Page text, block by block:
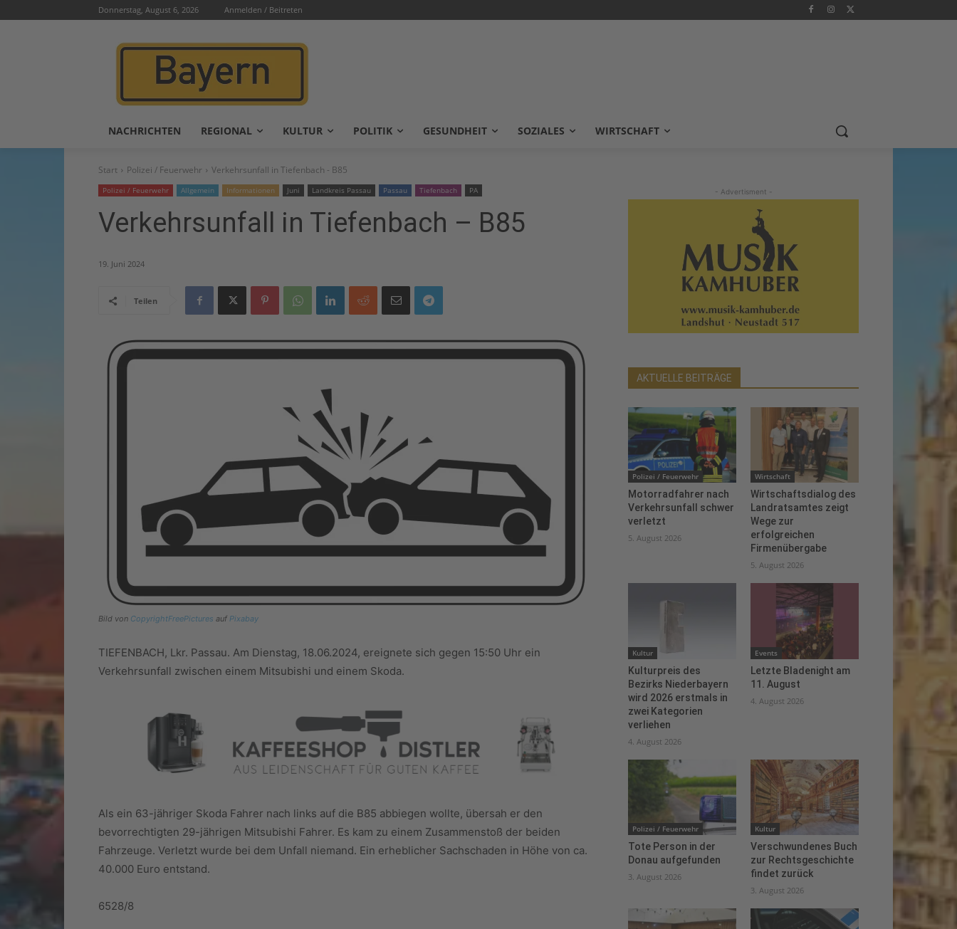
Donnerstag, August 6, 2026 Anmelden / Beitreten
NACHRICHTEN REGIONAL KULTUR POLITIK GESUNDHEIT SOZIALES WIRTSCHAFT
Start Polizei / Feuerwehr Verkehrsunfall in Tiefenbach - B85
Polizei / Feuerwehr Allgemein Informationen Juni Landkreis Passau Passau Tiefenbach PA
Verkehrsunfall in Tiefenbach – B85
19. Juni 2024
Teilen
Bild von CopyrightFreePictures auf Pixabay
TIEFENBACH, Lkr. Passau. Am Dienstag, 18.06.2024, ereignete sich gegen 15:50 Uhr ein
Verkehrsunfall zwischen einem Mitsubishi und einem Skoda.
Als ein 63-jähriger Skoda Fahrer nach links auf die B85 abbiegen wollte, übersah er den
bevorrechtigten 29-jährigen Mitsubishi Fahrer. Es kam zu einem Zusammenstoß der beiden
Fahrzeuge. Verletzt wurde bei dem Unfall niemand. Ein erheblicher Sachschaden in Höhe von ca.
40.000 Euro entstand.
6528/8
- Advertisment -
AKTUELLE BEITRÄGE
Polizei / Feuerwehr
Motorradfahrer nach
Verkehrsunfall schwer
verletzt
5. August 2026
Wirtschaft
Wirtschaftsdialog des
Landratsamtes zeigt
Wege zur
erfolgreichen
Firmenübergabe
5. August 2026
Kultur
Kulturpreis des
Bezirks Niederbayern
wird 2026 erstmals in
zwei Kategorien
verliehen
4. August 2026
Events
Letzte Bladenight am
11. August
4. August 2026
Polizei / Feuerwehr
Tote Person in der
Donau aufgefunden
3. August 2026
Kultur
Verschwundenes Buch
zur Rechtsgeschichte
findet zurück
3. August 2026